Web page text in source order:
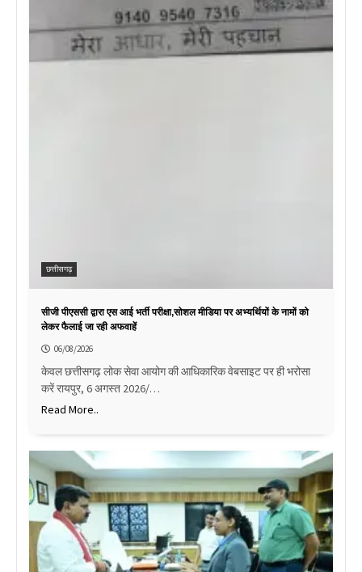
छत्तीसगढ़
सीजी पीएससी द्वारा एस आई भर्ती परीक्षा,सोशल मीडिया पर अभ्यर्थियों के नामों को
लेकर फैलाई जा रही अफवाहें
06/08/2026
केवल छत्तीसगढ़ लोक सेवा आयोग की आधिकारिक वेबसाइट पर ही भरोसा
करें रायपुर, 6 अगस्त 2026/…
Read More..